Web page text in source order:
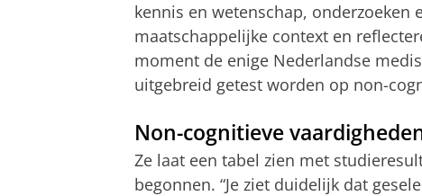
kennis en wetenschap,
maatschappelijke context en
moment de enige Nederlandse
uitgebreid getest worden op non-
Non-cognitieve
Ze laat een tabel zien met
begonnen. “Je ziet duidelijk dat